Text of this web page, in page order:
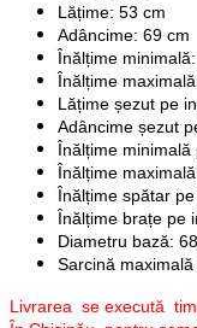
Lățime: 53 cm
Adâncime: 69 cm
Înălțime
Înălțime
Lățime șezut pe
Adâncime șezut
Înălțime
Înălțime
Înălțime spătar
Înălțime brațe pe
Diametru bază:
Sarcină
Livrarea se execută